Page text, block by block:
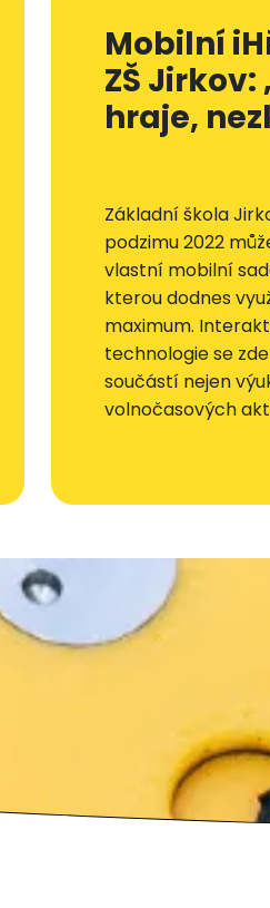
Mobilní
ZŠ Jirkov:
hraje,
Základní škola
podzimu 2022
vlastní mobilní
kterou dodnes
maximum.
technologie se
součástí nejen
volnočasových